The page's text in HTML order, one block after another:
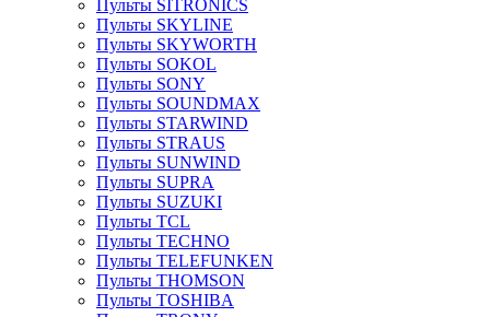
Пульты SITRONICS
Пульты SKYLINE
Пульты SKYWORTH
Пульты SOKOL
Пульты SONY
Пульты SOUNDMAX
Пульты STARWIND
Пульты STRAUS
Пульты SUNWIND
Пульты SUPRA
Пульты SUZUKI
Пульты TCL
Пульты TECHNO
Пульты TELEFUNKEN
Пульты THOMSON
Пульты TOSHIBA